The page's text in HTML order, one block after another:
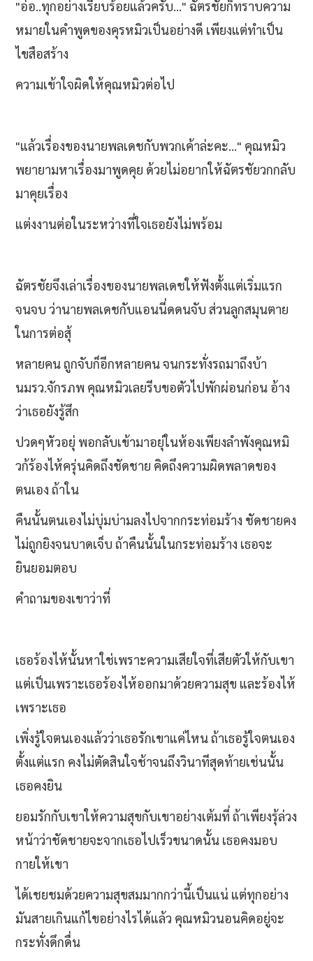
"อ่อ..ทุกอย่างเรียบร้อยแล้วครับ..." ฉัตรชัยก็ทราบความ
หมายในคำพูดของคุรหมิวเป็นอย่างดี เพียงแต่ทำเป็น
ไขสือสร้าง
ความเข้าใจผิดให้คุณหมิวต่อไป
"แล้วเรื่องของนายพลเดชกับพวกเค้าล่ะคะ..." คุณหมิว
พยายามหาเรื่องมาพูดคุย ด้วยไม่อยากให้ฉัตรชัยวกกลับ
มาคุยเรื่อง
แต่งงานต่อในระหว่างที่ใจเธอยังไม่พร้อม
ฉัตรชัยจึงเล่าเรื่องของนายพลเดชให้ฟังตั้งแต่เริ่มแรก
จนจบ ว่านายพลเดชกับแอนนี่ดดนจับ ส่วนลูกสมุนตาย
ในการต่อสุ้
หลายคน ถูกจับก็อีกหลายคน จนกระทั่งรถมาถึงบ้า
นมรว.จักรภพ คุณหมิวเลยรีบขอตัวไปพักผ่อนก่อน อ้าง
ว่าเธอยังรู้สึก
ปวดๆหัวอยุ่ พอกลับเข้ามาอยุ่ในห้องเพียงลำพังคุณหมิ
วก้ร้องไห้ครุ่นคิดถึงชัดชาย คิดถึงความผิดพลาดของ
ตนเอง ถ้าใน
คืนนั้นตนเองไม่บุ่มบ่ามลงไปจากกระท่อมร้าง ชัดชายคง
ไม่ถูกยิงจนบาดเจ็บ ถ้าคืนนั้นในกระท่อมร้าง เธอจะ
ยินยอมตอบ
คำถามของเขาว่าที่
เธอร้องไห้นั้นหาใช่เพราะความเสียใจที่เสียตัวให้กับเขา
แต่เป็นเพราะเธอร้องไห้ออกมาด้วยความสุข และร้องไห้
เพราะเธอ
เพิ่งรู้ใจตนเองแล้วว่าเธอรักเขาแค่ไหน ถ้าเธอรู้ใจตนเอง
ตั้งแต่แรก คงไม่ตัดสินใจช้าจนถึงวินาทีสุดท้ายเช่นนั้น
เธอคงยิน
ยอมรักกับเขาให้ความสุขกับเขาอย่างเต้มที่ ถ้าเพียงรุ้ล่วง
หน้าว่าชัดชายจะจากเธอไปเร็วขนาดนั้น เธอคงมอบ
กายให้เขา
ได้เชยชมด้วยความสุขสมมากกว่านี้เป็นแน่ แต่ทุกอย่าง
มันสายเกินแก้ไขอย่างไรได้แล้ว คุณหมิวนอนคิดอยู่จะ
กระทั่งดึกดื่น